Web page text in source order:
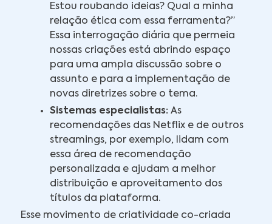
Estou roubando ideias? Qual a minha
relação ética com essa ferramenta?”
Essa interrogação diária que permeia
nossas criações está abrindo espaço
para uma ampla discussão sobre o
assunto e para a implementação de
novas diretrizes sobre o tema.
Sistemas especialistas:As
recomendações das Netflix e de outros
streamings, por exemplo, lidam com
essa área de recomendação
personalizada e ajudam a melhor
distribuição e aproveitamento dos
títulos da plataforma.
Esse movimento de criatividade co-criada